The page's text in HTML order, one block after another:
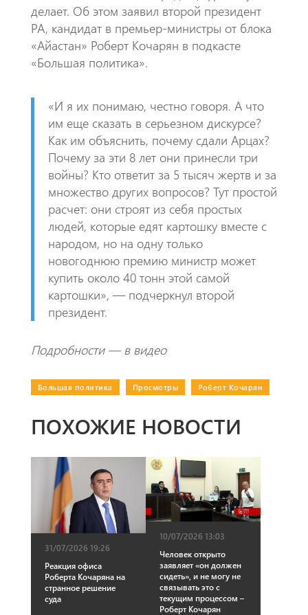
делает. Об этом заявил второй президент
РА, кандидат в премьер-министры от блока
«Айастан» Роберт Кочарян в подкасте
«Большая политика».
«И я их понимаю, честно говоря. А что
им еще сказать в серьезном дискурсе?
Как им объяснить, почему сдали Арцах?
Почему за эти 8 лет они принесли три
войны? Кто ответит за 5 тысяч жертв и за
множество других вопросов? Тут простой
расчет: они строят из себя простых
людей, которые едят картошку вместе с
народом, но на одну только
новогоднюю премию министр может
купить около 40 тонн этой самой
картошки», — подчеркнул второй
президент.
Подробности — в видео
Большая политика Просмотры Роберт Кочарян
ПОХОЖИЕ НОВОСТИ
31/07/2026 19:26
Реакция офиса
Роберта Кочаряна на
странное решение
суда
10/07/2026 13:03
Человек открыто
заявляет «он должен
сидеть», и не могу не
связывать это с
текущим процессом –
Роберт Кочарян